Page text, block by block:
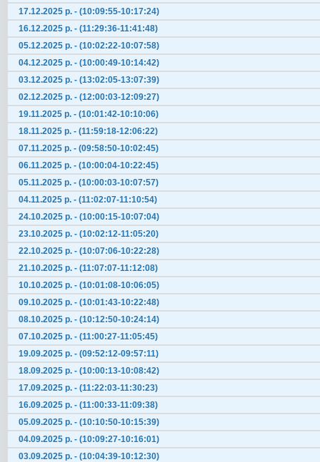
17.12.2025 р. - (10:09:55-10:17:24)
16.12.2025 р. - (11:29:36-11:41:48)
05.12.2025 р. - (10:02:22-10:07:58)
04.12.2025 р. - (10:00:49-10:14:42)
03.12.2025 р. - (13:02:05-13:07:39)
02.12.2025 р. - (12:00:03-12:09:27)
19.11.2025 р. - (10:01:42-10:10:06)
18.11.2025 р. - (11:59:18-12:06:22)
07.11.2025 р. - (09:58:50-10:02:45)
06.11.2025 р. - (10:00:04-10:22:45)
05.11.2025 р. - (10:00:03-10:07:57)
04.11.2025 р. - (11:02:07-11:10:54)
24.10.2025 р. - (10:00:15-10:07:04)
23.10.2025 р. - (10:02:12-11:05:20)
22.10.2025 р. - (10:07:06-10:22:28)
21.10.2025 р. - (11:07:07-11:12:08)
10.10.2025 р. - (10:01:08-10:06:05)
09.10.2025 р. - (10:01:43-10:22:48)
08.10.2025 р. - (10:12:50-10:24:14)
07.10.2025 р. - (11:00:27-11:05:45)
19.09.2025 р. - (09:52:12-09:57:11)
18.09.2025 р. - (10:00:13-10:08:42)
17.09.2025 р. - (11:22:03-11:30:23)
16.09.2025 р. - (11:00:33-11:09:38)
05.09.2025 р. - (10:10:50-10:15:39)
04.09.2025 р. - (10:09:27-10:16:01)
03.09.2025 р. - (10:04:39-10:12:30)